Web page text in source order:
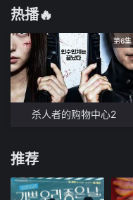
热播🔥
第6集
杀人者的购物中心2
推荐